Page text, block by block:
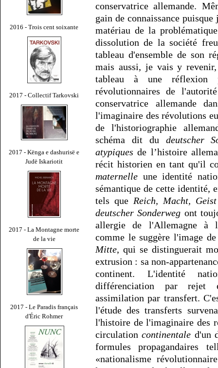
2016 - Trois cent soixante
2017 - Collectif Tarkovski
2017 - Kënga e dashurisë e
Judë Iskariotit
2017 - La Montagne morte
de la vie
2017 - Le Paradis français
d'Éric Rohmer
conservatrice allemande.
gain de connaissance
matériau de la
dissolution de la société
tableau d'ensemble de son
mais aussi, je vais y
tableau à une réflexion
révolutionnaires de
conservatrice allemande
l'imaginaire des révolutions
de l'historiographie
schéma dit du deutscher
atypiques de l’histoire
récit historien en tant qu'il
maternelle une identité
sémantique de cette identité,
tels que Reich, Macht, Geist
deutscher Sonderweg ont
allergie de l'Allemagne à
comme le suggère l'image
Mitte, qui se distinguerait
extrusion : sa non-
continent. L'identité
différenciation par rejet
assimilation par transfert.
l'étude des transferts
l'histoire de l'imaginaire des
circulationcontinentale d'un
formules propagandaires
«nationalisme